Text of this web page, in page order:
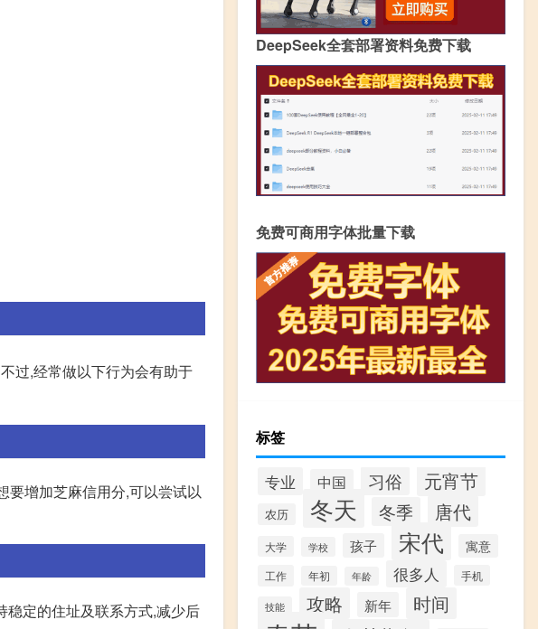
过,经常做以下行为会有助于
要增加芝麻信用分,可以尝试以
稳定的住址及联系方式,减少后
DeepSeek全套部署资料免费下载
免费可商用字体批量下载
标签
专业 中国 习俗 元宵节
农历 冬天 冬季 唐代
大学 学校 孩子 宋代 寓意
工作 年初 年龄 很多人 手机
技能 攻略 新年 时间